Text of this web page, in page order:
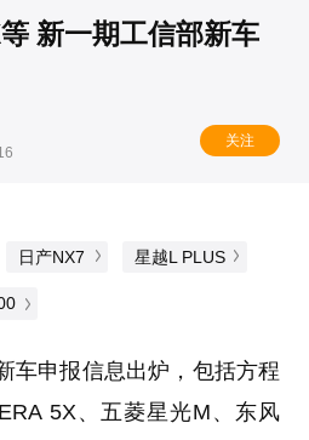
新一期工信部新车
关注
日产NX7 星越L PLUS
车申报信息出炉，包括方程
5X、五菱星光M、东风